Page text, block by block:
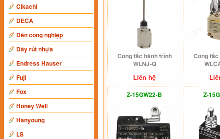
Cikachi
DECA
Đèn công nghiệp
Dây rút nhựa
Endress Hauser
Fuji
Fox
Honey Well
Hanyoung
LS
Công tắc hành trình
WLNJ-Q
Liên hệ
Công
Z-15GW22-B Z-